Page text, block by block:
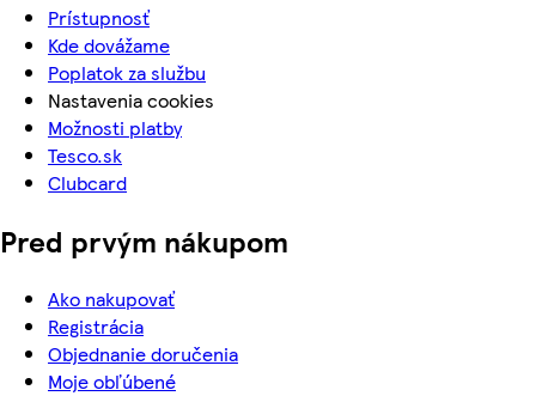
Prístupnosť
Kde dovážame
Poplatok za službu
Nastavenia cookies
Možnosti platby
Tesco.sk
Clubcard
Pred prvým nákupom
Ako nakupovať
Registrácia
Objednanie doručenia
Moje obľúbené